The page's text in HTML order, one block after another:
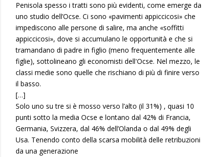
Penisola spesso i tratti sono più evidenti, come emerge da
uno studio dell’Ocse. Ci sono «pavimenti appiccicosi» che
impediscono alle persone di salire, ma anche «soffitti
appiccicosi», dove si accumulano le opportunità e che si
tramandano di padre in figlio (meno frequentemente alle
figlie), sottolineano gli economisti dell'Ocse. Nel mezzo, le
classi medie sono quelle che rischiano di più di finire verso
il basso.
[…]
Solo uno su tre si è mosso verso l’alto (il 31%) , quasi 10
punti sotto la media Ocse e lontano dal 42% di Francia,
Germania, Svizzera, dal 46% dell’Olanda o dal 49% degli
Usa. Tenendo conto della scarsa mobilità delle retribuzioni
da una generazione